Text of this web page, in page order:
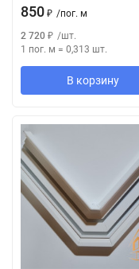
850 ₽ /пог. м
2 720 ₽ /шт.
1 пог. м = 0,313 шт.
В корзину